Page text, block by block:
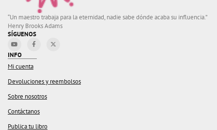
“Un maestro trabaja para la eternidad, nadie sabe dónde acaba su influencia.”
Henry Brooks Adams
SÍGUENOS
INFO
Mi cuenta
Devoluciones y reembolsos
Sobre nosotros
Contáctanos
Publica tu libro